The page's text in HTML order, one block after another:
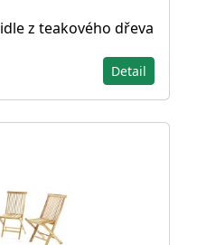
z teakového dřeva
Detail